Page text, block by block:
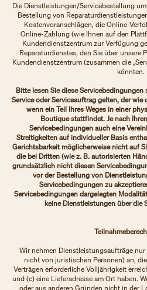
Die Dienstleistungen/Servicebestellung
Bestellung von
Kostenvoranschlägen, die Online-
Online-Zahlung (wie Ihnen auf den
Kundendienstzentrum zur Verfügung
Reparaturdienstes, den Sie über unsere
Kundendienstzentrum (zusammen die
könnten.
Bitte lesen Sie diese
Service oder Serviceauftrag gelten, der
wenn ein Teil Ihres Weges in einer
Boutique stattfindet. Je nach
Servicebedingungen auch eine
Streitigkeiten auf individueller Basis
Gerichtsbarkeit möglicherweise nicht auf
die bei Dritten (wie z. B. autorisierten
grundsätzlich nicht diesen
vor der Bestellung von
Servicebedingungen zu
Servicebedingungen dargelegten
keine Dienstleistungen über die
Wir nehmen Dienstleistungsaufträge
nicht von juristischen Personen) an,
Verträgen erforderliche Volljährigkeit
und (c) eine Lieferadresse am Ort haben.
oder aus anderen Gründen nicht in der